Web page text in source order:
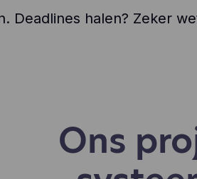
Deadlines halen? Zeker
Ons